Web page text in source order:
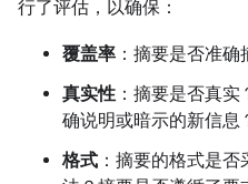
行了评估，以确保：
覆盖率 ：摘要是否准
真实性：摘要是否真实
确说明或暗示的新信息
格式 ：摘要的格式是